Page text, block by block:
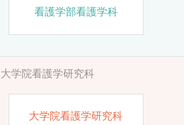
看護学部看護学科
大学院看護学研究科
大学院看護学研究科